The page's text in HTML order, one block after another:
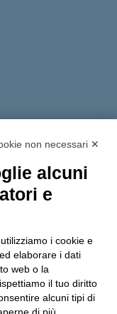
Privacy Policy
accessibilità
non necessari ✕
alcuni
e
i cookie e
elaborare i dati
web o la
il tuo diritto
alcuni tipi di